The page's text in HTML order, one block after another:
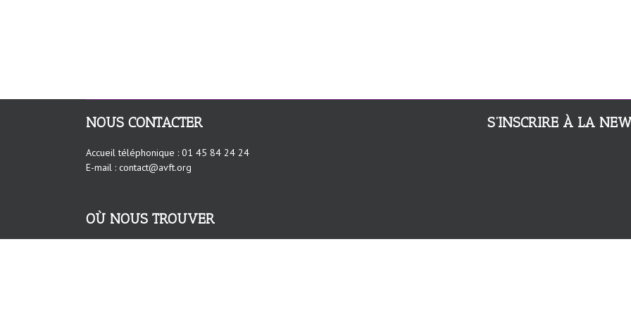
NOUS CONTACTER
Accueil téléphonique : 01 45 84 24 24
E-mail : contact@avft.org
OÙ NOUS TROUVER
S’INSCRIRE À LA